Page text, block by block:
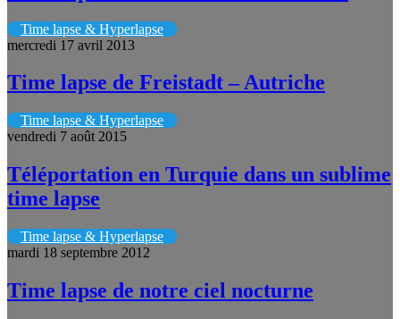
Time lapse & Hyperlapse
mercredi 17 avril 2013
Time lapse de Freistadt – Autriche
Time lapse & Hyperlapse
vendredi 7 août 2015
Téléportation en Turquie dans un sublime
time lapse
Time lapse & Hyperlapse
mardi 18 septembre 2012
Time lapse de notre ciel nocturne